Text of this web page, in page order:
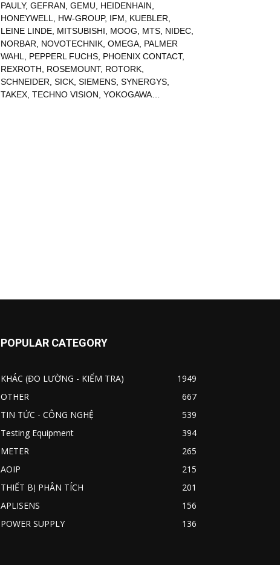
PAULY, GEFRAN GEMU HEIDENHAIN
HONEYWELL
HW-GROUP, IFM KUEBLER
LEINE LINDE MITSUBISHI MOOG MTS NIDEC
NORBAR
NOVOTECHNIK OMEGA PALMER
WAHL
PEPPERL FUCHS PHOENIX CONTACT,
REXROTH
ROSEMOUNT, ROTORK
SCHNEIDER SICK SIEMENS SYNERGYS
TAKEX TECHNO VISION YOKOGAWA
POPULAR CATEGORY
KHÁC (ĐO LƯỜNG - KIỂM TRA)
1949
OTHER
667
TIN TỨC - CÔNG NGHỆ
539
Testing Equipment
394
METER
265
AOIP
215
THIẾT BỊ PHÂN TÍCH
201
APLISENS
156
POWER SUPPLY
136